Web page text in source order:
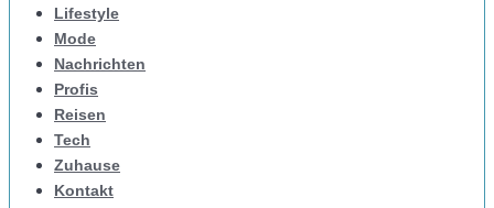
Lifestyle
Mode
Nachrichten
Profis
Reisen
Tech
Zuhause
Kontakt